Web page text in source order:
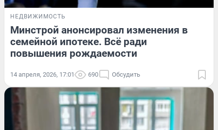
НЕДВИЖИМОСТЬ
Минстрой анонсировал изменения в
семейной ипотеке. Всё ради
повышения рождаемости
14 апреля, 2026, 17:01 690 Обсудить